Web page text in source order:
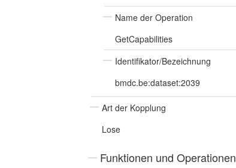
Name der Operation
GetCapabilities
Identifikator/Bezeichnung
bmdc.be:dataset:2039
Art der Kopplung
Lose
Funktionen und Operationen